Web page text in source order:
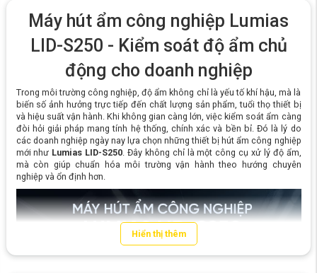
Máy hút ẩm công nghiệp Lumias
LID-S250 - Kiểm soát độ ẩm chủ
động cho doanh nghiệp
Trong môi trường công nghiệp, độ ẩm không chỉ là yếu tố khí hậu, mà là
biến số ảnh hưởng trực tiếp đến chất lượng sản phẩm, tuổi thọ thiết bị
và hiệu suất vận hành. Khi không gian càng lớn, việc kiểm soát ẩm càng
đòi hỏi giải pháp mang tính hệ thống, chính xác và bền bỉ. Đó là lý do
các doanh nghiệp ngày nay lựa chọn những thiết bị hút ẩm công nghiệp
mới như Lumias LID-S250 . Đây không chỉ là một công cụ xử lý độ ẩm,
mà còn giúp chuẩn hóa môi trường vận hành theo hướng chuyên
nghiệp và ổn định hơn.
Hiển thị thêm